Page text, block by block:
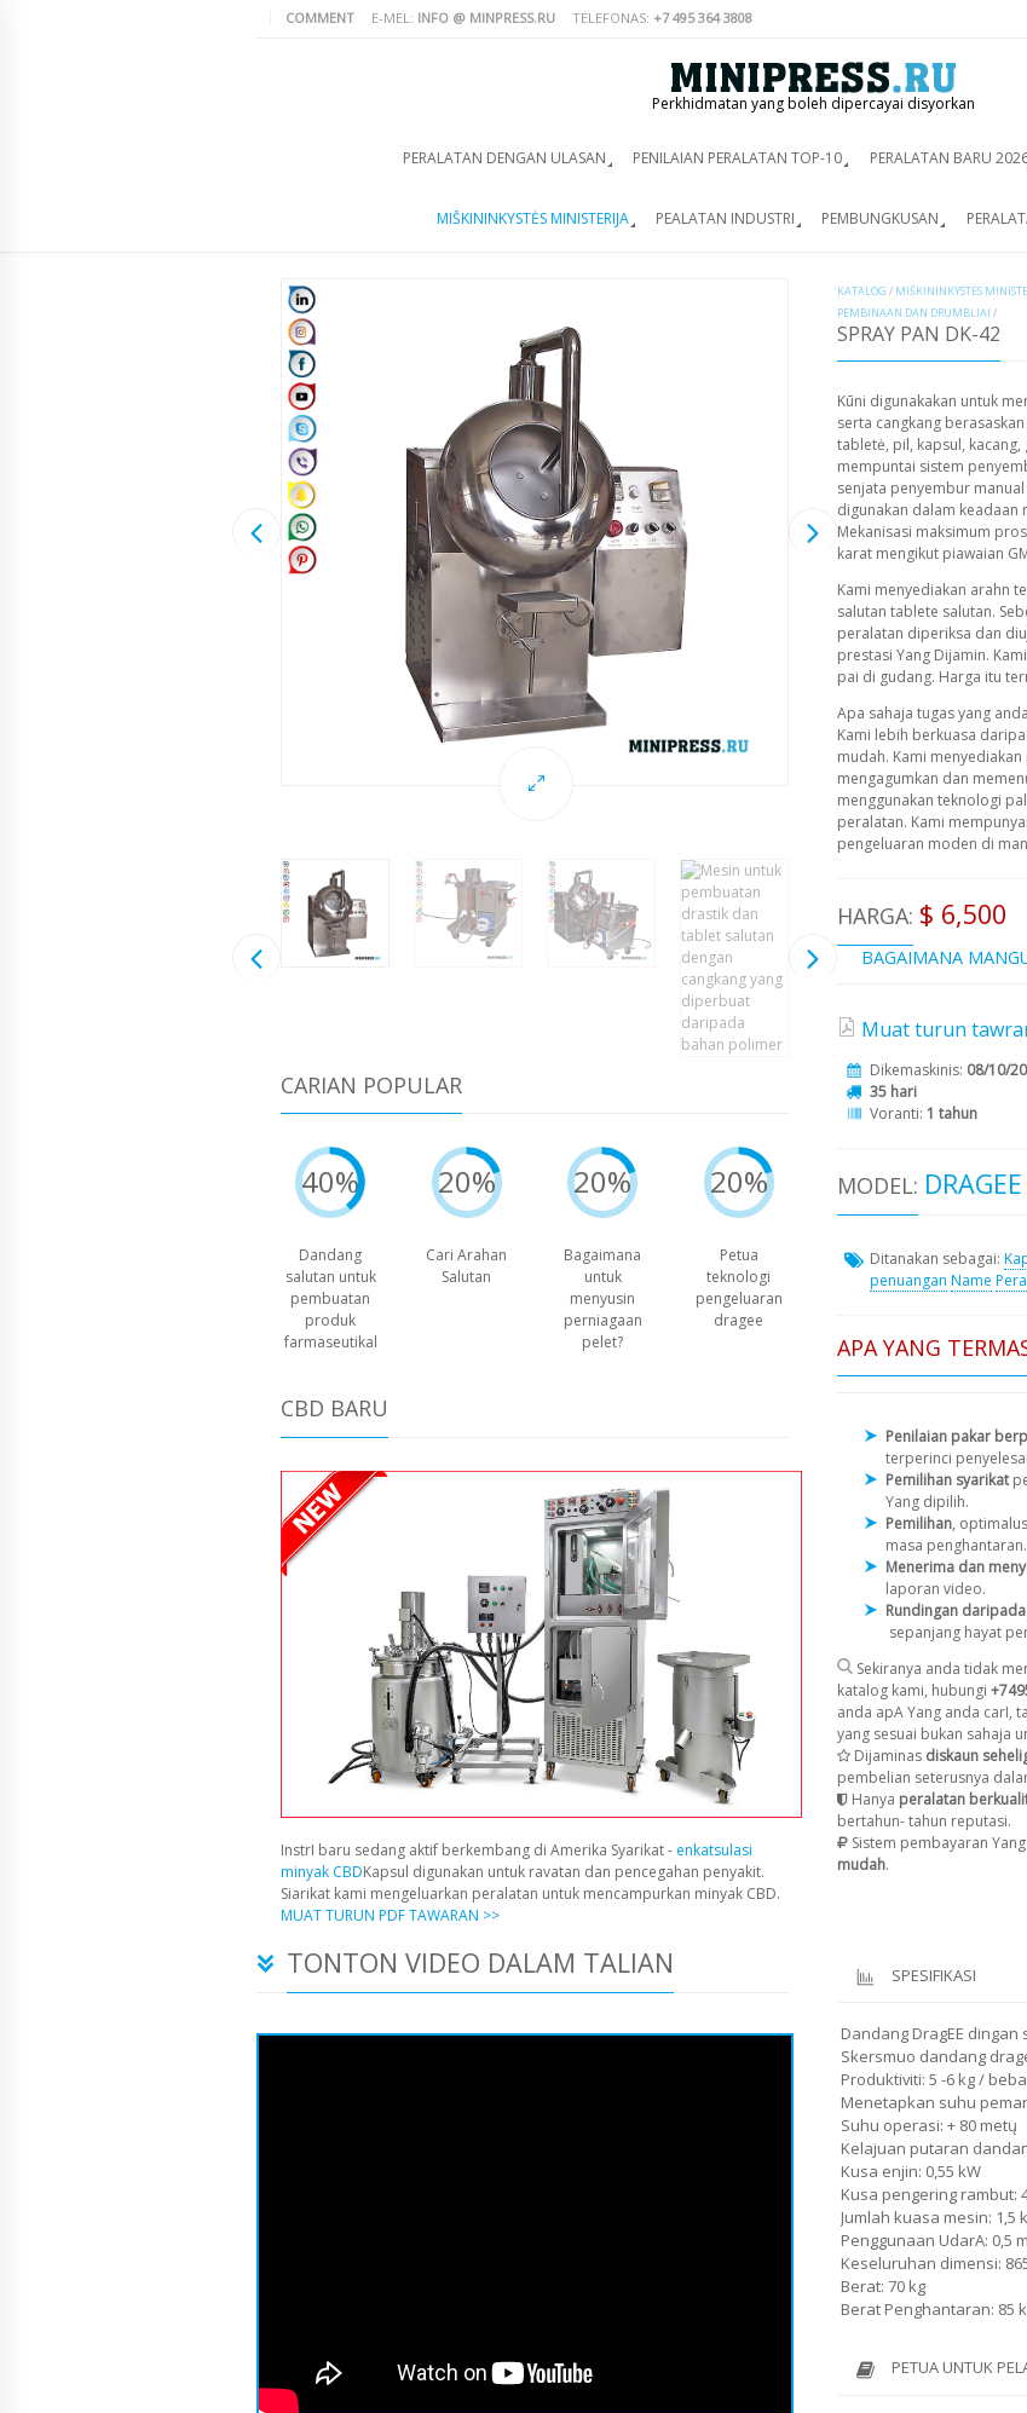
COMMENT E-MEL: INFO @ MINPRESS.RU TELEFONAS: +7 495 364 3808
Perkhidmatan yang boleh dipercayai disyorkan
PERALATAN DENGAN ULASAN PENILAIAN PERALATAN TOP-10 PERALATAN BARU
MIŠKININKYSTĖS MINISTERIJA PEALATAN INDUSTRI PEMBUNGKUSAN
CARIAN POPULAR
40%
Dandang
salutan untuk
pembuatan
produk
farmaseutikal
20%
Cari Arahan
Salutan
20%
Bagaimana
untuk
menyusin
perniagaan
pelet?
20%
Petua
teknologi
pengeluaran
dragee
CBD BARU
InstrI baru sedang aktif berkembang di Amerika Syarikat - enkatsulasi
minyak CBDKapsul digunakan untuk ravatan dan pencegahan penyakit.
Siarikat kami mengeluarkan peralatan untuk mencampurkan minyak CBD.
MUAT TURUN PDF TAWARAN >>
KATALOG / MIŠKININKYSTĖS
PEMBINAAN DAN DRUMBLIAI /
SPRAY PAN DK-42
Kūni digunakakan untuk
serta cangkang
tabletė, pil, kapsul, kacang,
mempuntai sistem
senjata penyembur
digunakan dalam keadaan
Mekanisasi maksimum
karat mengikut piawaian
Kami menyediakan arahn
salutan tablete salutan.
peralatan diperiksa dan
prestasi Yang Dijamin.
pai di gudang. Harga itu
Apa sahaja tugas yang
Kami lebih berkuasa
mudah. Kami
mengagumkan dan
menggunakan teknologi
peralatan. Kami
pengeluaran moden di
HARGA: $ 6,500
BAGAIMANA
Muat turun
Dikemaskinis: 08/10/
35 hari
Voranti: 1 tahun
MODEL:
Ditanakan sebagai:
penuangan Name
APA YANG
Penilaian pakar
terperinci
Pemilihan syarikat
Yang dipilih.
Pemilihan,
masa penghantaran.
Menerima dan
laporan video.
Rundingan
sepanjang hayat
Sekiranya anda tidak
katalog kami, hubungi
anda apA Yang anda carI,
yang sesuai bukan sahaja
Dijaminas diskaun
pembelian seterusnya
Hanya peralatan
bertahun- tahun reputasi.
Sistem pembayaran
mudah.
TONTON VIDEO DALAM TALIAN SPESIFIKASI
Dandang DragEE
Skersmuo dandang
Produktiviti: 5 -6 kg /
Menetapkan suhu
Suhu operasi: + 80 metų
Kelajuan putaran
Kusa enjin: 0,55 kW
Kusa pengering rambut:
Jumlah kuasa mesin: 1,5
Penggunaan UdarA: 0,5
Keseluruhan dimensi:
Berat: 70 kg
Berat Penghantaran: 85
PETUA UNTUK